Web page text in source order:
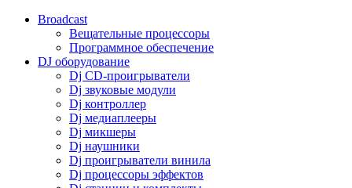
Broadcast
Вещательные процессоры
Программное обеспечение
DJ оборудование
Dj CD-проигрыватели
Dj звуковые модули
Dj контроллер
Dj медиаплееры
Dj микшеры
Dj наушники
Dj проигрыватели винила
Dj процессоры эффектов